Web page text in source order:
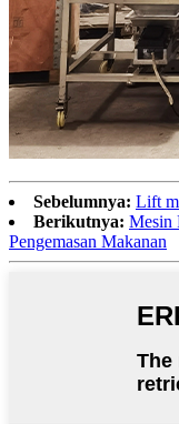
Sebelumnya: Lift
Berikutnya: Mesin
Pengemasan Makanan